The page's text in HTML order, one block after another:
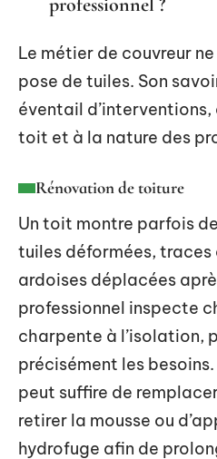
professionnel ?
Le métier de couvreur
pose de tuiles. Son
éventail
toit et à la nature des
Rénovation de toiture
Un toit montre parfois
tuiles déformées, traces
ardoises déplacées
professionnel inspecte
charpente à l’isolation,
précisément les
peut suffire de
retirer la mousse ou
hydrofuge afin de